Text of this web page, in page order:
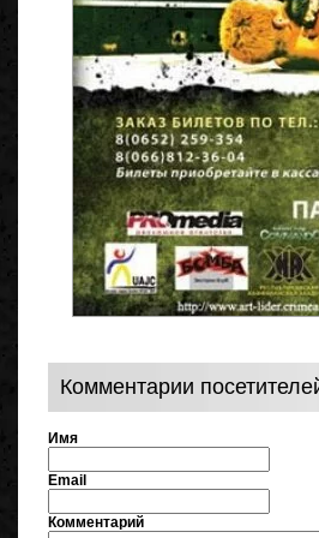
Комментарии
Имя
Email
Комментарий